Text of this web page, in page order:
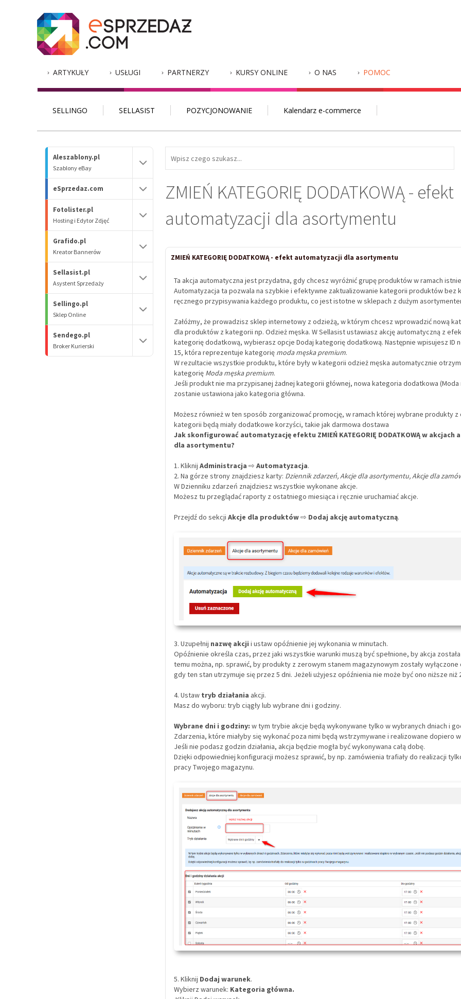
ARTYKUŁY USŁUGI PARTNERZY KURSY ONLINE O NAS POMOC
SELLINGO SELLASIST POZYCJONOWANIE Kalendarz e-commerce
Aleszablony.pl
Szablony eBay
eSprzedaz.com
Fotolister.pl
Hosting i Edytor Zdjęć
Grafido.pl
Kreator Bannerów
Sellasist.pl
Asystent Sprzedaży
Sellingo.pl
Sklep Online
Sendego.pl
Broker Kurierski
ZMIEŃ KATEGORIĘ DODATKOWĄ - efekt
automatyzacji dla asortymentu
ZMIEŃ KATEGORIĘ DODATKOWĄ - efekt automatyzacji dla asortymentu
Ta akcja automatyczna jest przydatna, gdy chcesz wyróżnić grupę produktów w ramach
Automatyzacja ta pozwala na szybkie i efektywne zaktualizowanie kategorii produktów bez
ręcznego przypisywania każdego produktu, co jest istotne w sklepach z dużym
Załóżmy, że prowadzisz sklep internetowy z odzieżą, w którym chcesz wprowadzić nową
dla produktów z kategorii np. Odzież męska. W Sellasist ustawiasz akcję automatyczną z
kategorię dodatkową, wybierasz opcje Dodaj kategorię dodatkową. Następnie wpisujesz ID
15, która reprezentuje kategorię moda męska premium.
W rezultacie wszystkie produktu, które były w kategorii odzież męska automatycznie
kategorię Moda męska premium.
Jeśli produkt nie ma przypisanej żadnej kategorii głównej, nowa kategoria dodatkowa (Moda
zostanie ustawiona jako kategoria główna.
Możesz również w ten sposób zorganizować promocję, w ramach której wybrane produkty z
kategorii będą miały dodatkowe korzyści, takie jak darmowa dostawa
Jak skonfigurować automatyzację efektu ZMIEŃ KATEGORIĘ DODATKOWĄ w akcjach
dla asortymentu?
1. Kliknij Administracja ⇨ Automatyzacja.
2. Na górze strony znajdziesz karty: Dziennik zdarzeń, Akcje dla asortymentu, Akcje dla
W Dzienniku zdarzeń znajdziesz wszystkie wykonane akcje.
Możesz tu przeglądać raporty z ostatniego miesiąca i ręcznie uruchamiać akcje.
Przejdź do sekcji Akcje dla produktów⇨ Dodaj akcję automatyczną.
3. Uzupełnij nazwę akcji i ustaw opóźnienie jej wykonania w minutach.
Opóźnienie określa czas, przez jaki wszystkie warunki muszą być spełnione, by akcja
temu można, np. sprawić, by produkty z zerowym stanem magazynowym zostały
gdy ten stan utrzymuje się przez 5 dni. Jeżeli użyjesz opóźnienia nie może być ono niższe niż
4. Ustaw tryb działania akcji.
Masz do wyboru: tryb ciągły lub wybrane dni i godziny.
Wybrane dni i godziny: w tym trybie akcje będą wykonywane tylko w wybranych dniach i
Zdarzenia, które miałyby się wykonać poza nimi będą wstrzymywane i realizowane dopiero
Jeśli nie podasz godzin działania, akcja będzie mogła być wykonywana całą dobę.
Dzięki odpowiedniej konfiguracji możesz sprawić, by np. zamówienia trafiały do realizacji
pracy Twojego magazynu.
5. Kliknij Dodaj warunek.
Wybierz warunek: Kategoria główna.